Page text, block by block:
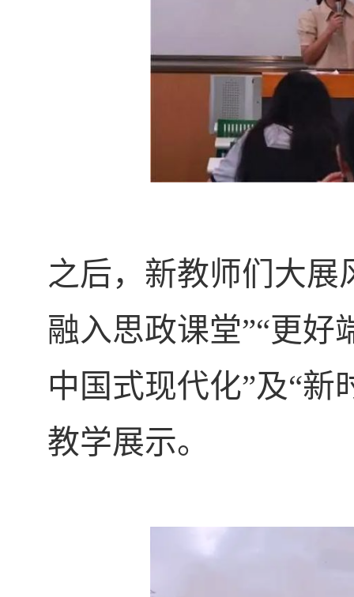
之后，新教师们大展
融入思政课堂”“更好
中国式现代化”及“
教学展示。